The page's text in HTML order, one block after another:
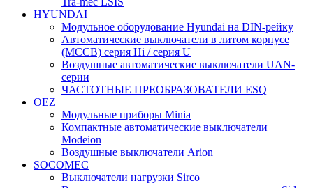
HYUNDAI
Модульное оборудование Hyundai на DIN-рейку
Автоматические выключатели в литом корпусе
(МССВ) серия Hi / серия U
Воздушные автоматические выключатели UAN-
серии
ЧАСТОТНЫЕ ПРЕОБРАЗОВАТЕЛИ ESQ
OEZ
Модульные приборы Minia
Компактные автоматические выключатели
Modeion
Воздушные выключатели Arion
SOCOMEC
Выключатели нагрузки Sirco